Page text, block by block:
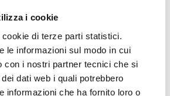
i cookie
di terze parti statistici.
le informazioni sul modo in cui
con i nostri partner tecnici che si
dati web i quali potrebbero
informazioni che ha fornito loro o
con sede in Salvaterra di Casalgrande
Tosatti , Field Technical Sales, ha
la messa in servizio e la configurazione
alla formazione degli insegnanti
implementazioni. L’azienda inoltre ha
apparecchiature Siemens presso il